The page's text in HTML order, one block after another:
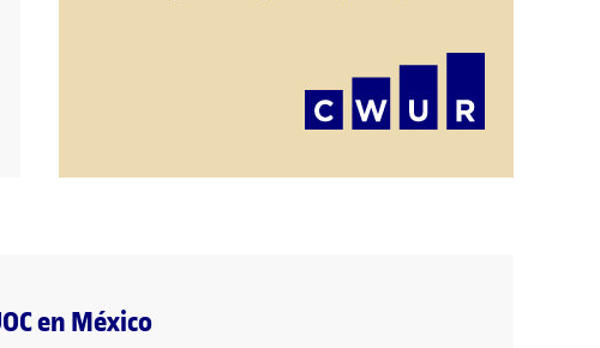
en México